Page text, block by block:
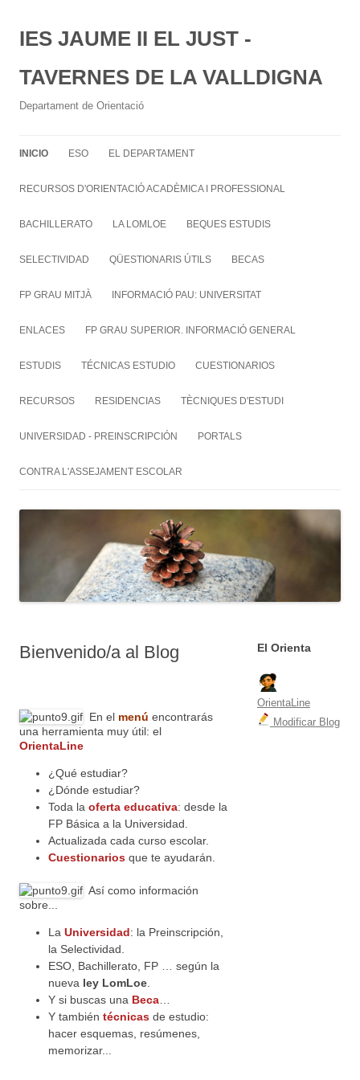
IES JAUME II EL JUST -
TAVERNES DE LA VALLDIGNA
Departament de Orientació
INICIO ESO EL DEPARTAMENT
RECURSOS D'ORIENTACIÓ ACADÈMICA I PROFESSIONAL
BACHILLERATO LA LOMLOE BEQUES ESTUDIS
SELECTIVIDAD QÜESTIONARIS ÚTILS BECAS
FP GRAU MITJÀ INFORMACIÓ PAU: UNIVERSITAT
ENLACES FP GRAU SUPERIOR. INFORMACIÓ GENERAL
ESTUDIS TÉCNICAS ESTUDIO CUESTIONARIOS
RECURSOS RESIDENCIAS TÈCNIQUES D'ESTUDI
UNIVERSIDAD - PREINSCRIPCIÓN PORTALS
CONTRA L'ASSEJAMENT ESCOLAR
Bienvenido/a al Blog
En el menú encontrarás
una herramienta muy útil: el
OrientaLine
¿Qué estudiar?
¿Dónde estudiar?
Toda la oferta educativa: desde la
FP Básica a la Universidad.
Actualizada cada curso escolar.
Cuestionarios que te ayudarán.
Así como información
sobre...
La Universidad: la Preinscripción,
la Selectividad.
ESO, Bachillerato, FP … según la
nueva ley LomLoe.
Y si buscas una Beca…
Y también técnicas de estudio:
hacer esquemas, resúmenes,
memorizar...
El Orienta
OrientaLine
Modificar Blog